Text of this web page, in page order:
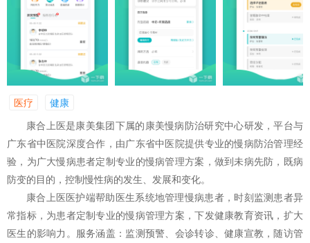
医疗
健康
康合上医是康美集团下属的康美慢病防治研究中心研发，平台与
广东省中医院深度合作，由广东省中医院提供专业的慢病防治管理经
验，为广大慢病患者定制专业的慢病管理方案，做到未病先防，既病
防变的目的，控制慢性病的发生、发展和变化。
康合上医医护端帮助医生系统地管理慢病患者，时刻监测患者异
常指标，为患者定制专业的慢病管理方案，下发健康教育资讯，扩大
医生的影响力。服务涵盖：监测预警、会诊转诊、健康宣教，随访管